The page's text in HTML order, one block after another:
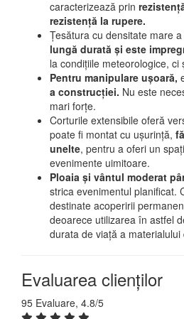
caracterizează prin
rezistență la rupere.
Țesătura cu densitate mare
lungă durată și este
la condițiile meteorologice, ci
Pentru manipulare ușoară,
a construcției. Nu este
mari forțe.
Corturile extensibile oferă
poate fi montat cu ușurință,
unelte, pentru a oferi un
evenimente uimitoare.
Ploaia și vântul moderat
strica evenimentul planificat.
destinate acoperirii
deoarece utilizarea în astfel
durata de viață a materialului
Evaluarea clienţilor
95 Evaluare, 4.8/5